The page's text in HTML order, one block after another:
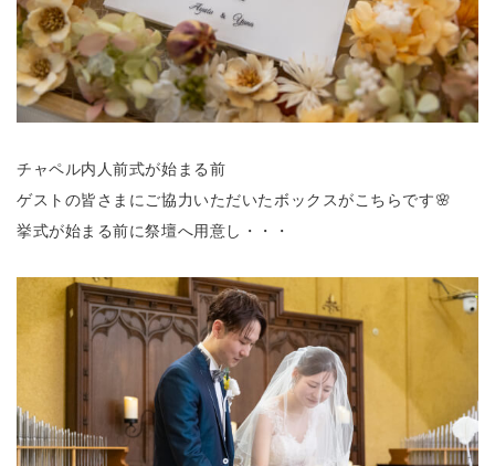
チャペル内人前式が始まる前
ゲストの皆さまにご協力いただいたボックスがこちらです🌸
挙式が始まる前に祭壇へ用意し・・・